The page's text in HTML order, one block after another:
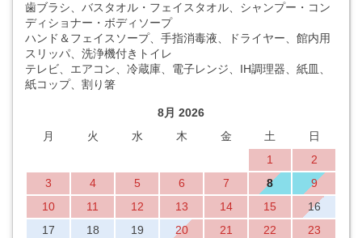
歯ブラシ、バスタオル・フェイスタオル、シャンプー・コン
ディショナー・ボディソープ
ハンド＆フェイスソープ、手指消毒液、ドライヤー、館内用
スリッパ、洗浄機付きトイレ
テレビ、エアコン、冷蔵庫、電子レンジ、IH調理器、紙皿、
紙コップ、割り箸
8月 2026
月
火 水 木 金 土
日
1
2
3
4 5 6 7 8
9
10
11 12 13 14 15
16
17
18 19 20 21 22
23